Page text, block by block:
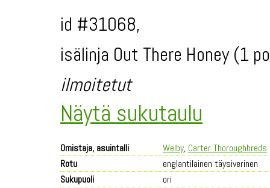
id #31068,
isälinja Out There Honey (1
ilmoitetut
Näytä sukutaulu
Omistaja, asuintalli Welby, Carter Thoroughbreds
Rotu
englantilainen täysiverinen
Sukupuoli
ori